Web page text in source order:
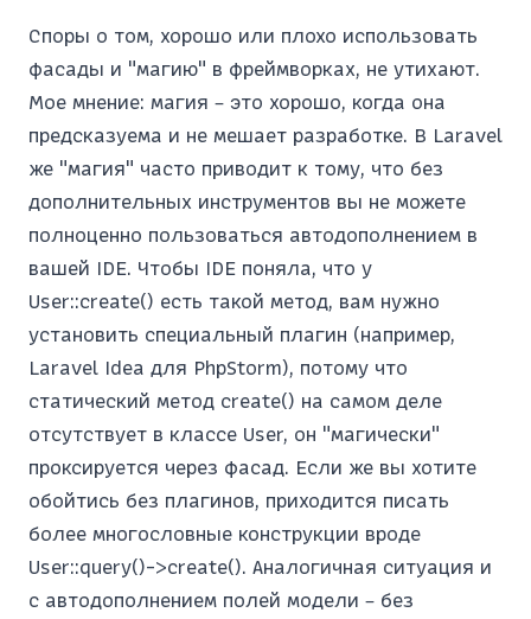
Споры о том, хорошо или плохо использовать
фасады и "магию" в фреймворках, не утихают.
Мое мнение: магия – это хорошо, когда она
предсказуема и не мешает разработке. В Laravel
же "магия" часто приводит к тому, что без
дополнительных инструментов вы не можете
полноценно пользоваться автодополнением в
вашей IDE. Чтобы IDE поняла, что у
User::create() есть такой метод, вам нужно
установить специальный плагин (например,
Laravel Idea для PhpStorm), потому что
статический метод create() на самом деле
отсутствует в классе User, он "магически"
проксируется через фасад. Если же вы хотите
обойтись без плагинов, приходится писать
более многословные конструкции вроде
User::query()->create(). Аналогичная ситуация и
с автодополнением полей модели – без